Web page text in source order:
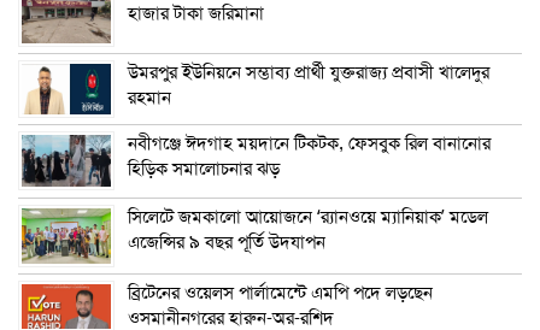
হাজার টাকা জরিমানা
উমরপুর ইউনিয়নে সম্ভাব্য প্রার্থী যুক্তরাজ্য প্রবাসী খালেদুর
রহমান
নবীগঞ্জে ঈদগাহ ময়দানে টিকটক, ফেসবুক রিল বানানোর
হিড়িক সমালোচনার ঝড়
সিলেটে জমকালো আয়োজনে ‘র‍্যানওয়ে ম্যানিয়াক’ মডেল
এজেন্সির ৯ বছর পূর্তি উদযাপন
ব্রিটেনের ওয়েলস পার্লামেন্টে এমপি পদে লড়ছেন
ওসমানীনগরের হারুন-অর-রশিদ